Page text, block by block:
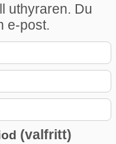
uthyraren. Du
e-post.
(valfritt)